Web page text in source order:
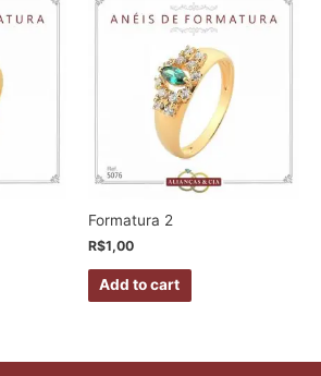
Formatura 2
R$1,00
Add to cart